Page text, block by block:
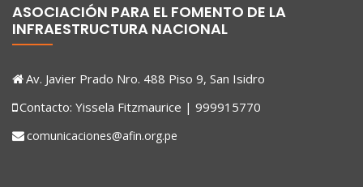
ASOCIACIÓN PARA EL FOMENTO DE LA
INFRAESTRUCTURA NACIONAL
Av. Javier Prado Nro. 488 Piso 9, San Isidro
Contacto: Yissela Fitzmaurice | 999915770
comunicaciones@afin.org.pe